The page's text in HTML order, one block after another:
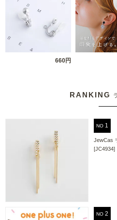
660円
RANKING
NO
JewCas
[JC4934]
NO